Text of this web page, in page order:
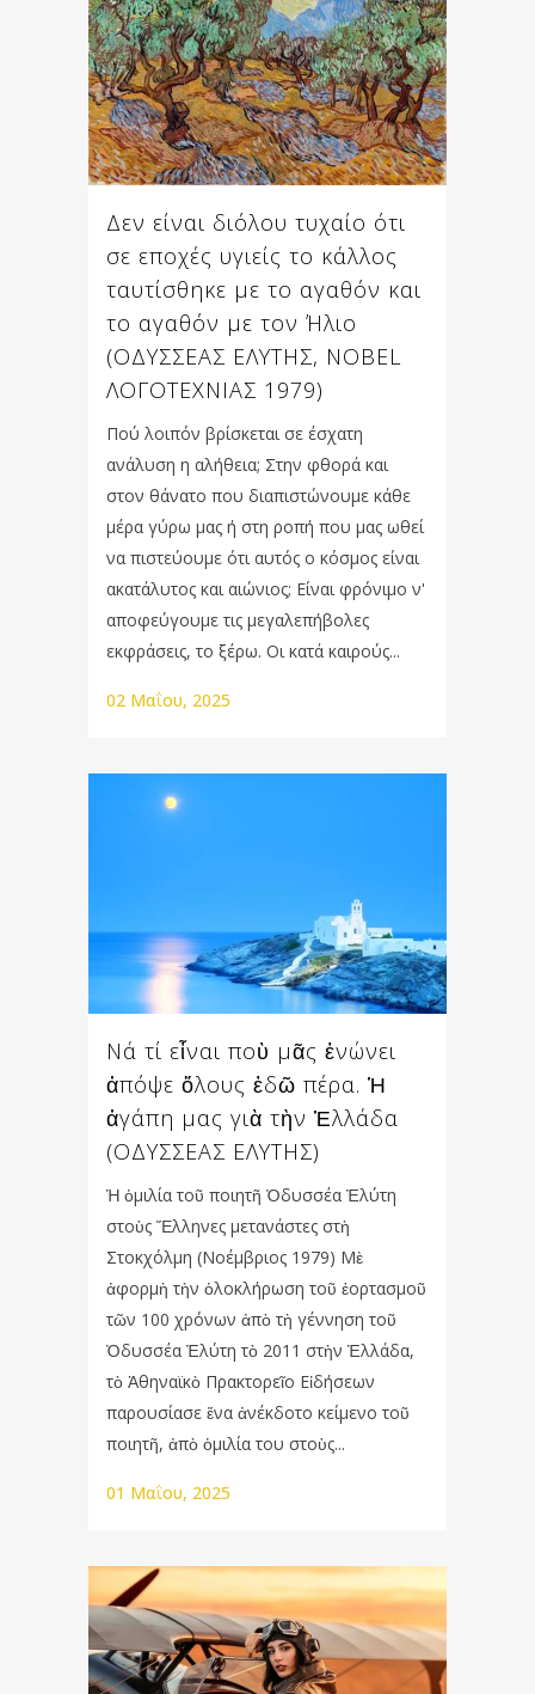
Δεν είναι διόλου τυχαίο ότι
σε εποχές υγιείς το κάλλος
ταυτίσθηκε με το αγαθόν και
το αγαθόν με τον Ήλιο
(ΟΔΥΣΣΕΑΣ ΕΛΥΤΗΣ, NOBEL
ΛΟΓΟΤΕΧΝΙΑΣ 1979)
Πού λοιπόν βρίσκεται σε έσχατη
ανάλυση η αλήθεια; Στην φθορά και
στον θάνατο που διαπιστώνουμε κάθε
μέρα γύρω μας ή στη ροπή που μας ωθεί
να πιστεύουμε ότι αυτός ο κόσμος είναι
ακατάλυτος και αιώνιος; Είναι φρόνιμο ν'
αποφεύγουμε τις μεγαλεπήβολες
εκφράσεις, το ξέρω. Οι κατά καιρούς...
02 Μαΐου, 2025
Νά τί εἶναι ποὺ μᾶς ἑνώνει
ἀπόψε ὅλους ἐδῶ πέρα. Ἡ
ἀγάπη μας γιὰ τὴν Ἑλλάδα
(ΟΔΥΣΣΕΑΣ ΕΛΥΤΗΣ)
Ἡ ὁμιλία τοῦ ποιητῆ Ὀδυσσέα Ἐλύτη
στοὺς Ἕλληνες μετανάστες στὴ
Στοκχόλμη (Νοέμβριος 1979) Μὲ
ἀφορμὴ τὴν ὁλοκλήρωση τοῦ ἑορτασμοῦ
τῶν 100 χρόνων ἀπὸ τὴ γέννηση τοῦ
Ὀδυσσέα Ἐλύτη τὸ 2011 στὴν Ἑλλάδα,
τὸ Ἀθηναϊκὸ Πρακτορεῖο Εἰδήσεων
παρουσίασε ἕνα ἀνέκδοτο κείμενο τοῦ
ποιητῆ, ἀπὸ ὁμιλία του στοὺς...
01 Μαΐου, 2025